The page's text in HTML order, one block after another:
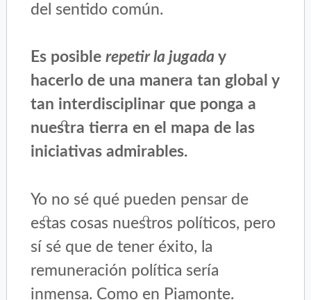
del sentido común.
Es posiblerepetir la jugada y
hacerlo de una manera tan global y
tan interdisciplinar que ponga a
nuestra tierra en el mapa de las
iniciativas admirables.
Yo no sé qué pueden pensar de
estas cosas nuestros políticos, pero
sí sé que de tener éxito, la
remuneración política sería
inmensa. Como en Piamonte.